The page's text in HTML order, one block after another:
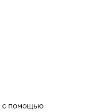
с помощью